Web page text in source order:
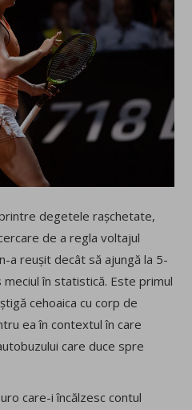
degetele rașchetate,
de a regla voltajul
a reușit decât să ajungă la 5-
în statistică. Este primul
cehoaica cu corp de
ea în contextul în care
care duce spre
care-i încălzesc contul